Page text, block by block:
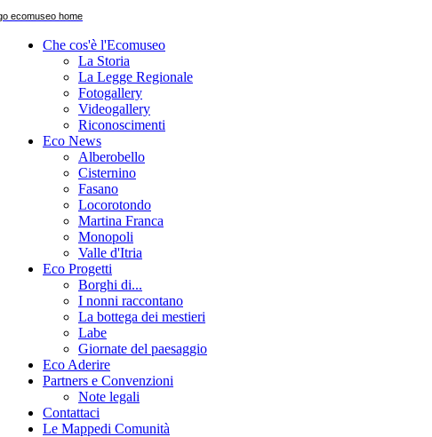
Che cos'è l'Ecomuseo
La Storia
La Legge Regionale
Fotogallery
Videogallery
Riconoscimenti
Eco News
Alberobello
Cisternino
Fasano
Locorotondo
Martina Franca
Monopoli
Valle d'Itria
Eco Progetti
Borghi di...
I nonni raccontano
La bottega dei mestieri
Labe
Giornate del paesaggio
Eco Aderire
Partners e Convenzioni
Note legali
Contattaci
Le Mappedi Comunità